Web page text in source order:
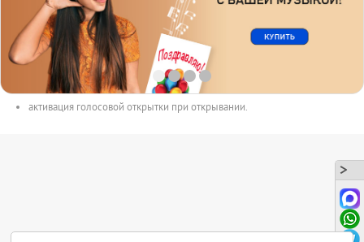
размер открытки 150mm x 100mm.
с голосовым чипом внутри.
длительность аудиоролика до 165сек.
аудиоролик в форматах MP3 или WAV может быть выслан на почту.
активация голосовой открытки при открывании.